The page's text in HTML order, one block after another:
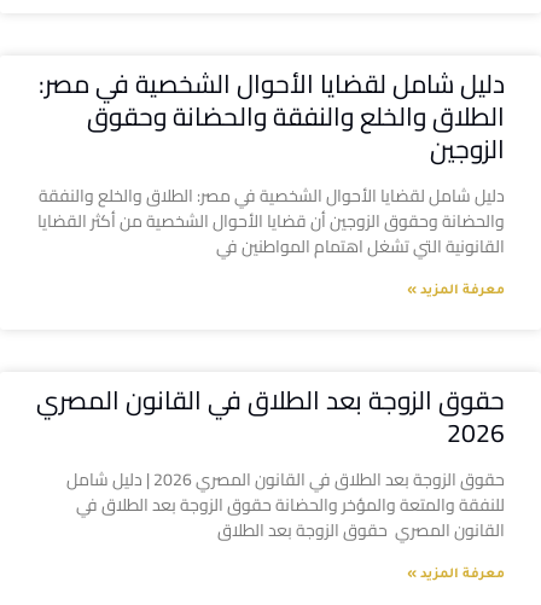
دليل شامل لقضايا الأحوال الشخصية في مصر:
الطلاق والخلع والنفقة والحضانة وحقوق
الزوجين
دليل شامل لقضايا الأحوال الشخصية في مصر: الطلاق والخلع والنفقة
والحضانة وحقوق الزوجين أن قضايا الأحوال الشخصية من أكثر القضايا
القانونية التي تشغل اهتمام المواطنين في
معرفة المزيد »
حقوق الزوجة بعد الطلاق في القانون المصري
2026
حقوق الزوجة بعد الطلاق في القانون المصري 2026 | دليل شامل
للنفقة والمتعة والمؤخر والحضانة حقوق الزوجة بعد الطلاق في
القانون المصري حقوق الزوجة بعد الطلاق
معرفة المزيد »